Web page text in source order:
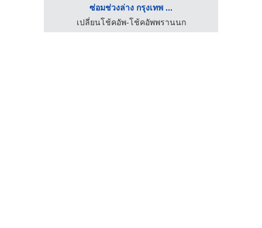
ซ่อมช่วงล่าง กรุงเทพ ...
เปลี่ยนโช้คอัพ-โช้คอัพพรานนก